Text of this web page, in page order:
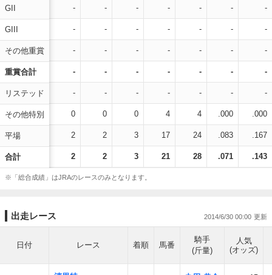
GII
GIII
その他重賞
重賞合計
リステッド
その他特別
平場
合計
- - - - - - -
- - - - - - -
- - - - - - -
- - - - - - -
- - - - - - -
0 0 0 4 4 .000 .000
2 2 3 17 24 .083 .167
2 2 3 21 28 .071 .143
※「総合成績」はJRAのレースのみとなります。
出走レース 2014/6/30 00:00
日付 レース 着順 馬番
騎手
(斤量)
人気
(オッズ)